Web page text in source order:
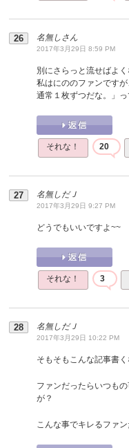
名無しさん
2017年3月29日 8:59 PM
別にさらっと流せばよく
私はにののファンです
通常１枚ずつだな。」っ
それな！ 20
名無しだＪ
2017年3月29日 9:27 PM
どうでもいいですよ~~
それな！ 3
名無しだＪ
2017年3月29日 10:22 PM
そもそもこんな記事書く
ファンだったらいつも
が？
こんな事でキレるファ